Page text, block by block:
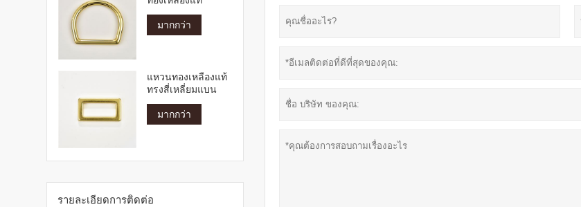
มากกว่า
แหวนทองเหลืองแท้
ทรงสี่เหลี่ยมแบน
มากกว่า
รายละเอียดการติดต่อ